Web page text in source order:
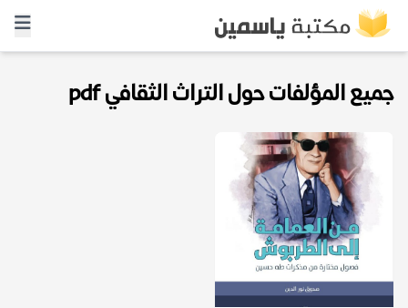
جميع المؤلفات حول التراث الثقافي pdf